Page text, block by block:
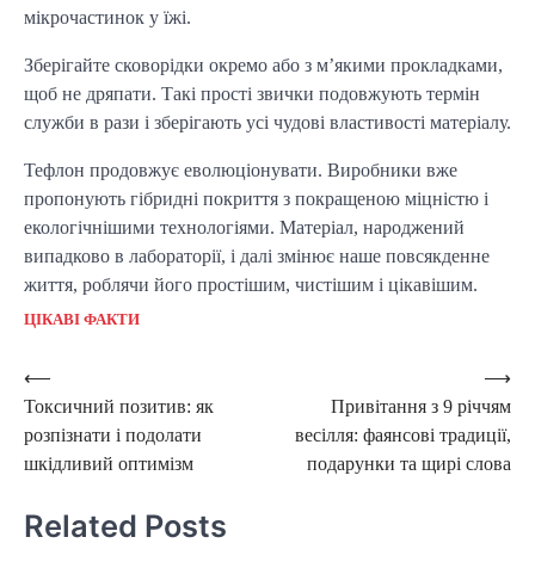
мікрочастинок у їжі.
Зберігайте сковорідки окремо або з м’якими прокладками,
щоб не дряпати. Такі прості звички подовжують термін
служби в рази і зберігають усі чудові властивості матеріалу.
Тефлон продовжує еволюціонувати. Виробники вже
пропонують гібридні покриття з покращеною міцністю і
екологічнішими технологіями. Матеріал, народжений
випадково в лабораторії, і далі змінює наше повсякденне
життя, роблячи його простішим, чистішим і цікавішим.
ЦІКАВІ ФАКТИ
Post
navigation
⟵
Токсичний позитив: як
розпізнати і подолати
шкідливий оптимізм
Привітання з 9 річчям
весілля: фаянсові традиції,
подарунки та щирі слова
⟶
Related Posts